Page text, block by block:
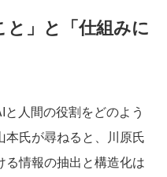
と」と「仕組みに
人間の役割をどのよう
氏が尋ねると、川原氏
情報の抽出と構造化は